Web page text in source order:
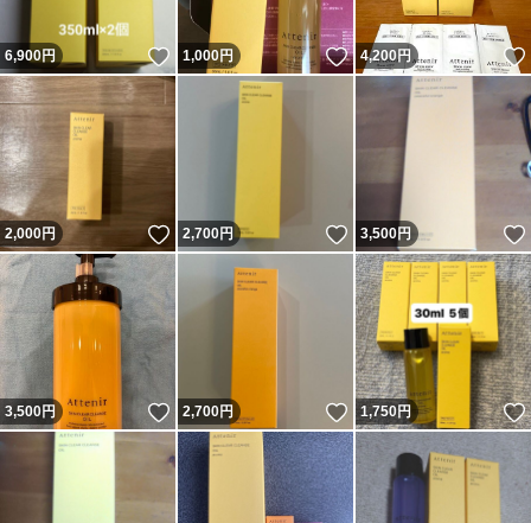
6,900円 いいね！
1,000円 いいね！
4,200円
2,000円 いいね！
2,700円 いいね！
3,500円
3,500円 いいね！
2,700円 いいね！
1,750円